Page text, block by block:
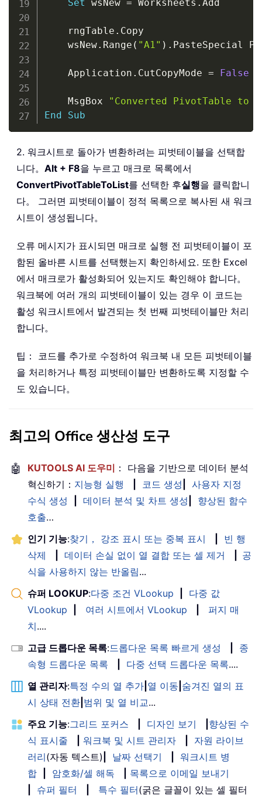
Set wsNew = Worksheets . Add
    rngTable
. Copy
    wsNew
. Range ( "A1" ) . PasteSpecial
    Application
. CutCopyMode = False
    MsgBox
"Converted PivotTable
End
Sub
2. 워크시트로 돌아가 변환하려는 피벗테이블을 선택합
니다。 Alt + F8을 누르고 매크로 목록에서
ConvertPivotTableToList를 선택한 후실행을 클릭합니
다。 그러면 피벗테이블이 정적 목록으로 복사된 새 워크
시트이 생성됩니다。
오류 메시지가 표시되면 매크로 실행 전 피벗테이블이 포
함된 올바른 시트를 선택했는지 확인하세요. 또한 Excel
에서 매크로가 활성화되어 있는지도 확인해야 합니다。
워크북에 여러 개의 피벗테이블이 있는 경우 이 코드는
활성 워크시트에서 발견되는 첫 번째 피벗테이블만 처리
합니다。
팁： 코드를 추가로 수정하여 워크북 내 모든 피벗테이블
을 처리하거나 특정 피벗테이블만 변환하도록 지정할 수
도 있습니다。
최고의 Office 생산성 도구
🤖 KUTOOLS AI 도우미 ： 다음을 기반으로 데이터 분석
혁신하기： 지능형 실행 코드 생성
사용자 지정
수식 생성
데이터 분석 및 차트 생성
향상된 함수
호출…
인기 기능:찾기， 강조 표시 또는 중복 표시
빈 행
삭제
데이터 손실 없이 열 결합 또는 셀 제거
공
식을 사용하지 않는 반올림...
슈퍼 LOOKUP:다중 조건 VLookup
다중 값
VLookup
여러 시트에서 VLookup
퍼지 매
치....
고급 드롭다운 목록:드롭다운 목록 빠르게 생성
종
속형 드롭다운 목록
다중 선택 드롭다운 목록....
열 관리자:특정 수의 열 추가 열 이동 숨겨진 열의 표
시 상태 전환 범위 및 열 비교...
주요 기능:그리드 포커스 디자인 보기
향상된 수
식 표시줄
워크북 및 시트 관리자
자원 라이브
러리(자동 텍스트) 날짜 선택기
워크시트 병
합
암호화/셀 해독
목록으로 이메일 보내기
슈퍼 필터 특수 필터(굵은 글꼴이 있는 셀 필터